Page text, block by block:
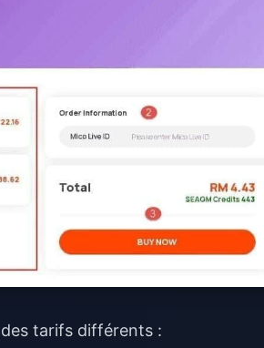
tarifs différents :